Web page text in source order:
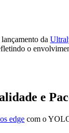
da
o
e
edge com o